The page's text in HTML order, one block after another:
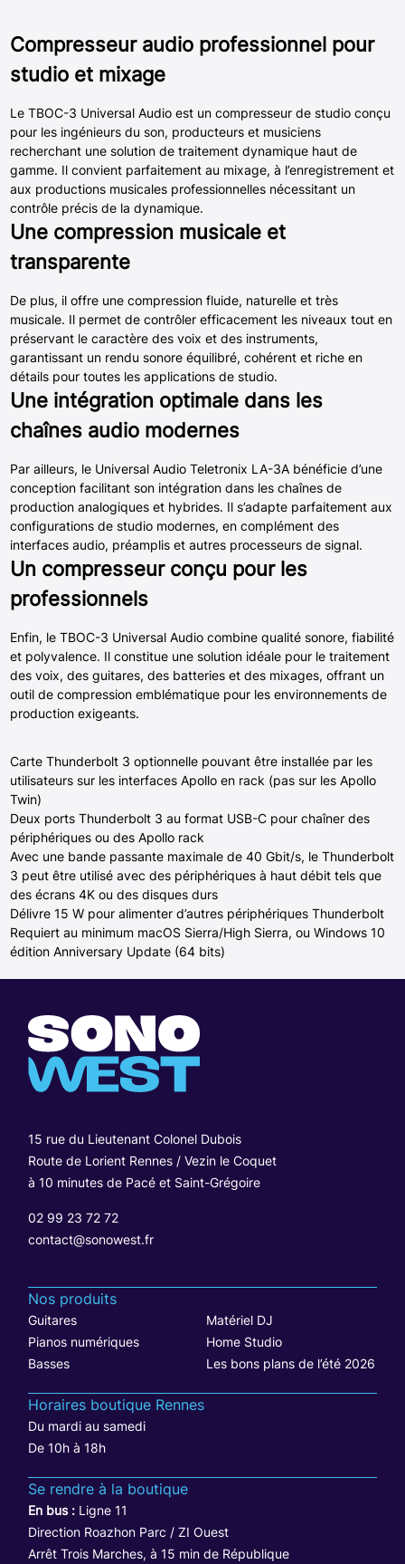
Compresseur audio professionnel pour
studio et mixage
Le TBOC-3 Universal Audio est un compresseur de studio conçu
pour les ingénieurs du son, producteurs et musiciens
recherchant une solution de traitement dynamique haut de
gamme. Il convient parfaitement au mixage, à l’enregistrement et
aux productions musicales professionnelles nécessitant un
contrôle précis de la dynamique.
Une compression musicale et
transparente
De plus, il offre une compression fluide, naturelle et très
musicale. Il permet de contrôler efficacement les niveaux tout en
préservant le caractère des voix et des instruments,
garantissant un rendu sonore équilibré, cohérent et riche en
détails pour toutes les applications de studio.
Une intégration optimale dans les
chaînes audio modernes
Par ailleurs, le Universal Audio Teletronix LA-3A bénéficie d’une
conception facilitant son intégration dans les chaînes de
production analogiques et hybrides. Il s’adapte parfaitement aux
configurations de studio modernes, en complément des
interfaces audio, préamplis et autres processeurs de signal.
Un compresseur conçu pour les
professionnels
Enfin, le TBOC-3 Universal Audio combine qualité sonore, fiabilité
et polyvalence. Il constitue une solution idéale pour le traitement
des voix, des guitares, des batteries et des mixages, offrant un
outil de compression emblématique pour les environnements de
production exigeants.
Carte Thunderbolt 3 optionnelle pouvant être installée par les
utilisateurs sur les interfaces Apollo en rack (pas sur les Apollo
Twin)
Deux ports Thunderbolt 3 au format USB-C pour chaîner des
périphériques ou des Apollo rack
Avec une bande passante maximale de 40 Gbit/s, le Thunderbolt
3 peut être utilisé avec des périphériques à haut débit tels que
des écrans 4K ou des disques durs
Délivre 15 W pour alimenter d’autres périphériques Thunderbolt
Requiert au minimum macOS Sierra/High Sierra, ou Windows 10
édition Anniversary Update (64 bits)
15 rue du Lieutenant Colonel Dubois
Route de Lorient Rennes / Vezin le Coquet
à 10 minutes de Pacé et Saint-Grégoire
02 99 23 72 72
contact@sonowest.fr
Nos produits
Guitares
Matériel DJ
Pianos numériques
Home Studio
Basses
Les bons plans de l’été 2026
Horaires boutique Rennes
Du mardi au samedi
De 10h à 18h
Se rendre à la boutique
En bus : Ligne 11
Direction Roazhon Parc / ZI Ouest
Arrêt Trois Marches, à 15 min de République